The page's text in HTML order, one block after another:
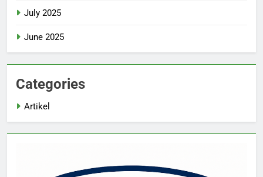
July 2025
June 2025
Categories
Artikel